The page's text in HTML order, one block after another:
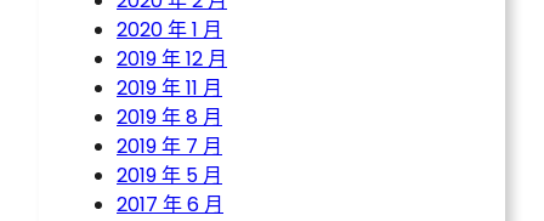
2020 年 1 月
2019 年 12 月
2019 年 11 月
2019 年 8 月
2019 年 7 月
2019 年 5 月
2017 年 6 月